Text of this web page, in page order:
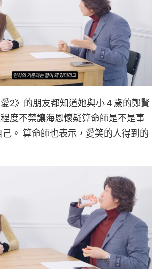
2》的朋友都知道她與小 4 歲的鄭賢
度不禁讓海恩懷疑算命師是不是事
己。 算命師也表示，愛笑的人得到的